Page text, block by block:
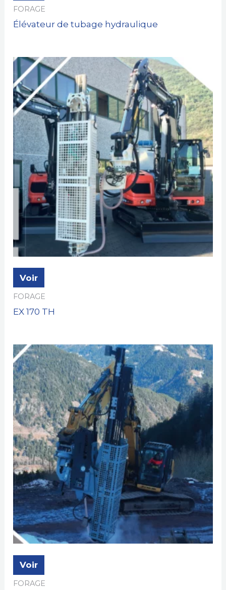
FORAGE
Élévateur de tubage hydraulique
Voir
FORAGE
EX 170 TH
Voir
FORAGE